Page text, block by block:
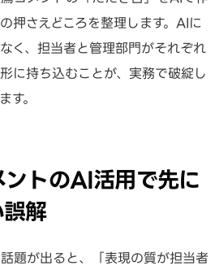
押さえどころを整理します。AIに
く、担当者と管理部門がそれぞれ
に持ち込むことが、実務で破綻し
す。
トのAI活用で先に
解
題が出ると、「表現の質が担当者